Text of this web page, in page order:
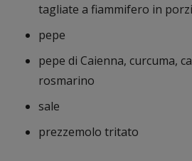
tagliate a fiammifero in
pepe
pepe di Caienna, curcuma,
rosmarino
sale
prezzemolo tritato